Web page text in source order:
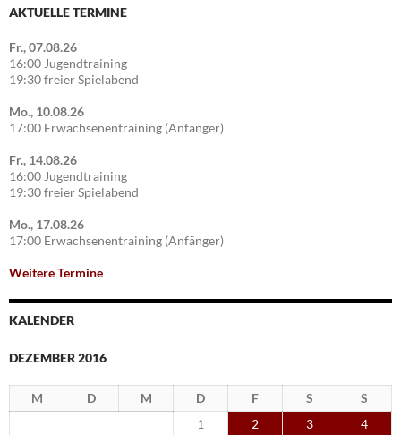
AKTUELLE TERMINE
Fr., 07.08.26
16:00 Jugendtraining
19:30 freier Spielabend
Mo., 10.08.26
17:00 Erwachsenentraining (Anfänger)
Fr., 14.08.26
16:00 Jugendtraining
19:30 freier Spielabend
Mo., 17.08.26
17:00 Erwachsenentraining (Anfänger)
Weitere Termine
KALENDER
DEZEMBER 2016
M D M D F S
S
1
2 3
4